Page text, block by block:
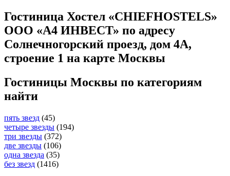
Гостиница Хостел «CHIEFHOSTELS»
ООО «А4 ИНВЕСТ» по адресу
Солнечногорский проезд, дом 4А,
строение 1 на карте Москвы
Гостиницы Москвы по категориям
найти
пять звезд (45)
четыре звезды (194)
три звезды (372)
две звезды (106)
одна звезда (35)
без звезд (1416)